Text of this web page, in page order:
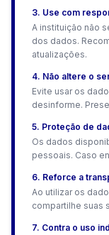
3. Use com
A instituição não
dos dados.
atualizações.
4. Não altere o
Evite usar os
desinforme.
5. Proteção de
Os dados
pessoais. Caso
6. Reforce a
Ao utilizar os
compartilhe suas
7. Contra o uso